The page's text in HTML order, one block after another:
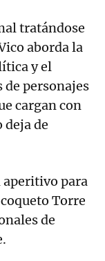
tratándose
aborda la
y el
personajes
cargan con
deja de
aperitivo para
Torre
de